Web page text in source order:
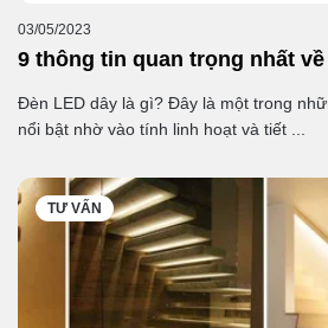
03/05/2023
9 thông tin quan trọng nhất
Đèn LED dây là gì? Đây là một trong
nổi bật nhờ vào tính linh hoạt và tiết ...
TƯ VẤN